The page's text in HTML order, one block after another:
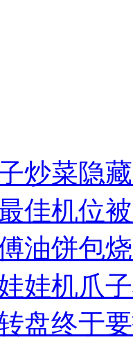
炒菜隐
佳机位
油饼包
娃机爪
盘终于